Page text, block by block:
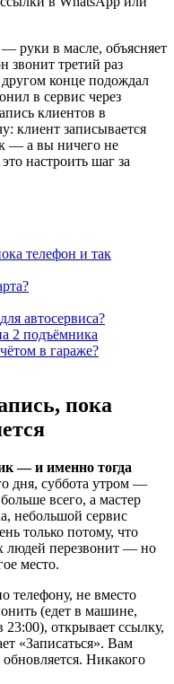
руки в масле, объясняет
звонит третий раз
конце подождал
в сервис через
клиентов в
клиент записывается
— а вы ничего не
настроить шаг за
телефон и так
автосервиса?
2 подъёмника
в гараже?
пока
— и именно тогда
дня, суббота утром —
всего, а мастер
небольшой сервис
только потому, что
людей перезвонит — но
место.
телефону, не вместо
(едет в машине,
23:00), открывает ссылку,
«Записаться». Вам
Никакого